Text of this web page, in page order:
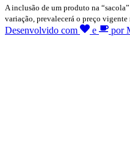
A inclusão de um produto na
variação, prevalecerá o preço
Desenvolvido com e por